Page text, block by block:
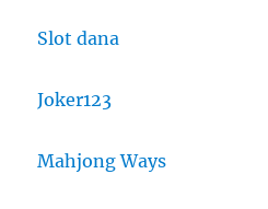
Slot dana
Joker123
Mahjong Ways